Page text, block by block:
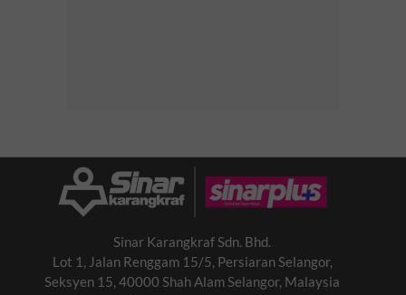
Sinar Karangkraf Sdn. Bhd.
Lot 1, Jalan Renggam 15/5, Persiaran Selangor,
Seksyen 15, 40000 Shah Alam Selangor, Malaysia